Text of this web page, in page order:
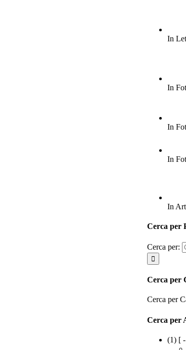
In
In
In
In
In
Cerca per
Cerca per:
Cerca per
Cerca per
Cerca per
(1) [